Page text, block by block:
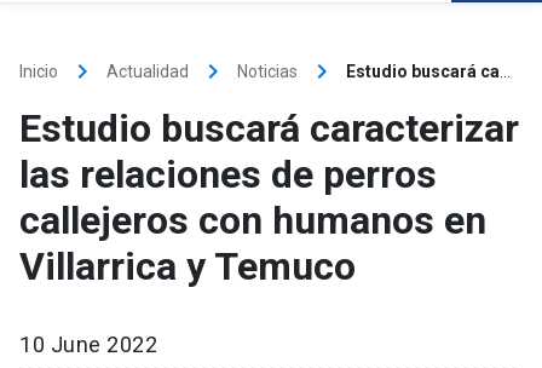
Inicio keyboard_arrow_right Actualidad keyboard_arrow_right Noticias keyboard_arrow_right
Estudio buscará caracterizar
las relaciones de perros
callejeros con humanos en
Villarrica y Temuco
10 June 2022